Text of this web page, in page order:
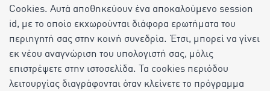
Cookies. Αυτά αποθηκεύουν ένα αποκαλούμενο session
id, με το οποίο εκχωρούνται διάφορα ερωτήματα του
περιηγητή σας στην κοινή συνεδρία. Έτσι, μπορεί να γίνει
εκ νέου αναγνώριση του υπολογιστή σας, μόλις
επιστρέψετε στην ιστοσελίδα. Τα cookies περιόδου
λειτουργίας διαγράφονται όταν κλείνετε το πρόγραμμα